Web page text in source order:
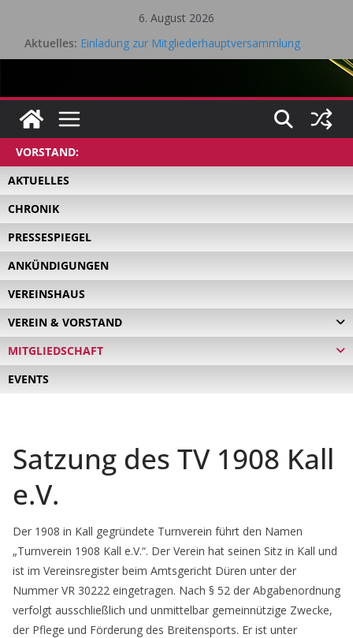
6. August 2026
Aktuelles: Einladung zur Mitgliederhauptversammlung
Eifel Cup – LK Turnier
Gesamtvorstandssitzung – 21. April 2026
VORSTAND:
AKTUELLES
CHRONIK
PRESSESPIEGEL
ANKÜNDIGUNGEN
VEREINSHAUS
VEREIN & VORSTAND
MITGLIEDSCHAFT
EVENTS
Satzung des TV 1908 Kall
e.V.
Der 1908 in Kall gegründete Turnverein führt den Namen
„Turnverein 1908 Kall e.V.“. Der Verein hat seinen Sitz in Kall und
ist im Vereinsregister beim Amtsgericht Düren unter der
Nummer VR 30222 eingetragen. Nach § 52 der Abgabenordnung
verfolgt ausschließlich und unmittelbar gemeinnützige Zwecke,
der Pflege und Förderung des Breitensports. Er ist unter